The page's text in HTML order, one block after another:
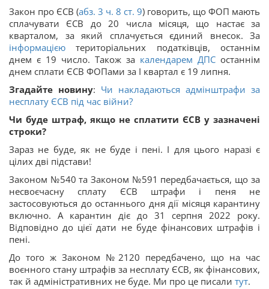
Закон про ЄСВ (абз. 3 ч. 8 ст. 9) говорить, що ФОП мають
сплачувати ЄСВ до 20 числа місяця, що настає за
кварталом, за який сплачується єдиний внесок. За
інформацією територіальних податківців, останнім
днем є 19 число. Також за календарем ДПС останнім
днем сплати ЄСВ ФОПами за I квартал є 19 липня.
Згадайте новину: Чи накладаються адмінштрафи за
несплату ЄСВ під час війни?
Чи буде штраф, якщо не сплатити ЄСВ у зазначені
строки?
Зараз не буде, як не буде і пені. І для цього наразі є
цілих дві підстави!
Законом №540 та Законом №591 передбачається, що за
несвоєчасну сплату ЄСВ штрафи і пеня не
застосовуються до останнього дня дії місяця карантину
включно. А карантин діє до 31 серпня 2022 року.
Відповідно до цієї дати не буде фінансових штрафів і
пені.
До того ж Законом №2120 передбачено, що на час
воєнного стану штрафів за несплату ЄСВ, як фінансових,
так й адміністративних не буде. Ми про це писали тут.